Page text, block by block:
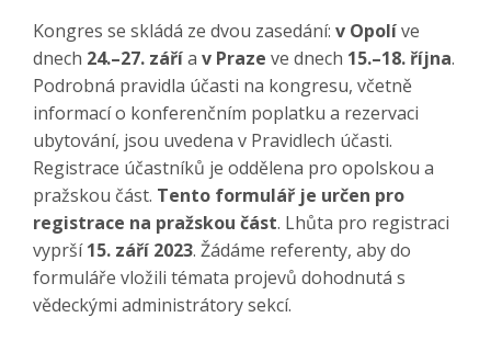
Kongres se skládá ze dvou zasedání: v Opolíve
dnech 24.–27. zářía v Praze ve dnech 15.–18. října.
Podrobná pravidla účasti na kongresu, včetně
informací o konferenčním poplatku a rezervaci
ubytování, jsou uvedena v Pravidlech účasti.
Registrace účastníků je oddělena pro opolskou a
pražskou část. Tento formulář je určen pro
registrace na pražskou část. Lhůta pro registraci
vyprší15. září 2023. Žádáme referenty, aby do
formuláře vložili témata projevů dohodnutá s
vědeckými administrátory sekcí.